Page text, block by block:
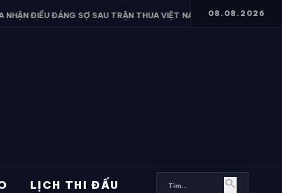
SỢ SAU TRẬN THUA VIỆT NAM • FERRAN TORRES HÉ
08.08.2026
LỊCH THI ĐẤU search